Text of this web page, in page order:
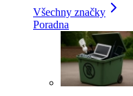
Všechny značky
Poradna